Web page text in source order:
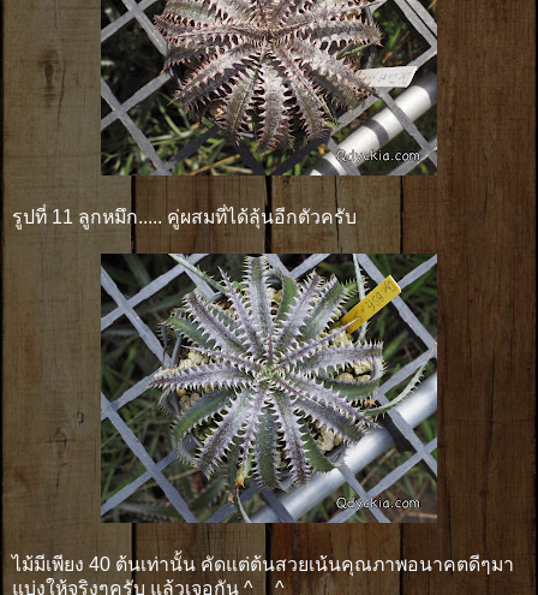
รูปที่ 11 ลูกหมึก..... คู่ผสมที่ได้ลุ้นอีกตัวครับ
ไม้มีเพียง 40 ต้นเท่านั้น คัดแต่ต้นสวยเน้นคุณภาพอนาคตดีๆมา
แบ่งให้จริงๆครับ แล้วเจอกัน ^__^